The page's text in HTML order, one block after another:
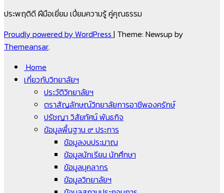
ประพฤติดี ฝีมือเยี่ยม เปี่ยมความรู้ คู่คุณธรรม
Proudly powered by WordPress | Theme: Newsup by
Themeansar.
Home
เกี่ยวกับวิทยาลัยฯ
ประวัติวิทยาลัยฯ
ตราสัญลักษณ์วิทยาลัยการอาชีพองครักษ์
ปรัชญา วิสัยทัศน์ พันธกิจ
ข้อมูลพื้นฐาน ๙ ประการ
ข้อมูลงบประมาณ
ข้อมูลนักเรียน นักศึกษา
ข้อมูลบุคลากร
ข้อมูลวิทยาลัยฯ